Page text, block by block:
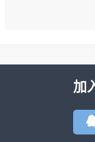
加